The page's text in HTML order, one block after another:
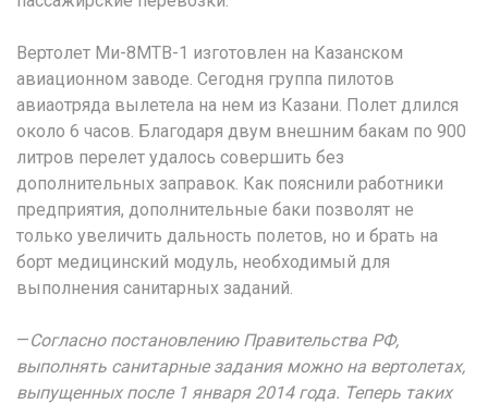
Вертолет Ми-8МТВ-1 изготовлен на Казанском
авиационном заводе. Сегодня группа пилотов
авиаотряда вылетела на нем из Казани. Полет длился
около 6 часов. Благодаря двум внешним бакам по 900
литров перелет удалось совершить без
дополнительных заправок. Как пояснили работники
предприятия, дополнительные баки позволят не
только увеличить дальность полетов, но и брать на
борт медицинский модуль, необходимый для
выполнения санитарных заданий.
—Согласно постановлению Правительства РФ,
выполнять санитарные задания можно на вертолетах,
выпущенных после 1 января 2014 года. Теперь таких